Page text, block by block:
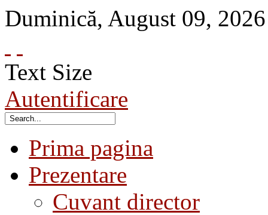
Duminică, August 09, 2026
Text Size
Autentificare
Prima pagina
Prezentare
Cuvant director